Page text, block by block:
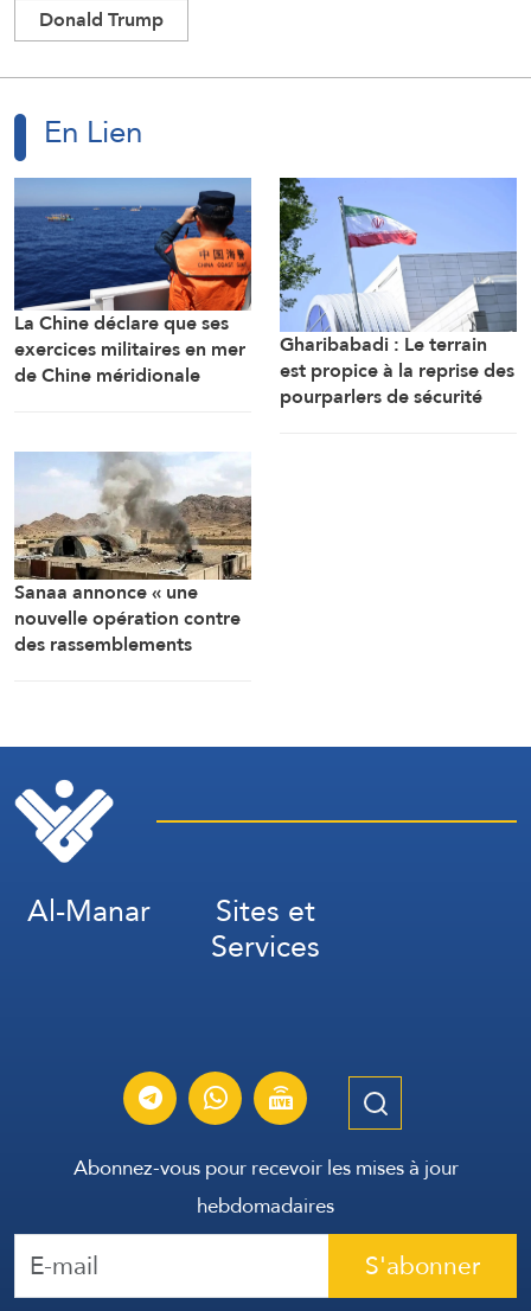
Donald Trump
En Lien
La Chine déclare que ses
exercices militaires en mer
de Chine méridionale
Philippines
Gharibabadi : Le terrain
est propice à la reprise des
pourparlers de sécurité
Sanaa annonce « une
nouvelle opération contre
des rassemblements
Al-Manar Sites et
Services
Abonnez-vous pour recevoir les mises à jour
hebdomadaires
S'abonner